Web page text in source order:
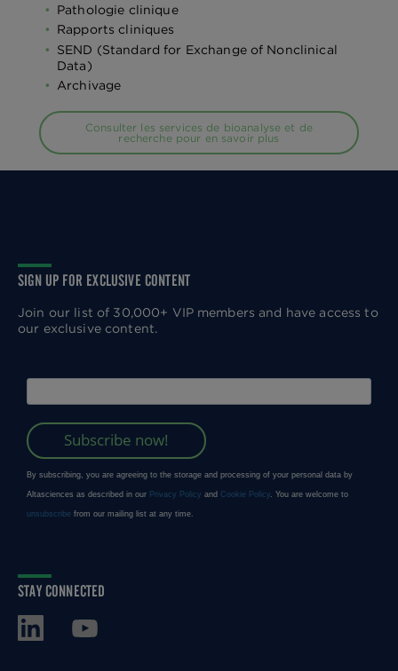
Pathologie clinique
Rapports cliniques
SEND (Standard for Exchange of Nonclinical
Data)
Archivage
Consulter les services de bioanalyse et de
recherche pour en savoir plus
SIGN UP FOR EXCLUSIVE CONTENT
Join our list of 30,000+ VIP members and have access to
our exclusive content.
STAY CONNECTED